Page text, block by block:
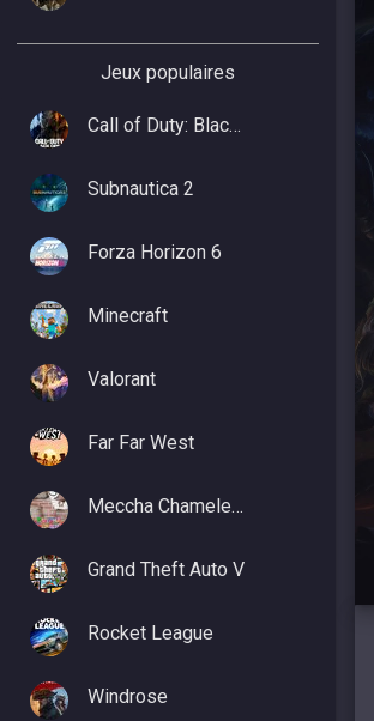
Jeux populaires
Call of Duty: Black Ops 7
Subnautica 2
Forza Horizon 6
Minecraft
Valorant
Far Far West
Meccha Chameleon
Grand Theft Auto V
Rocket League
Windrose